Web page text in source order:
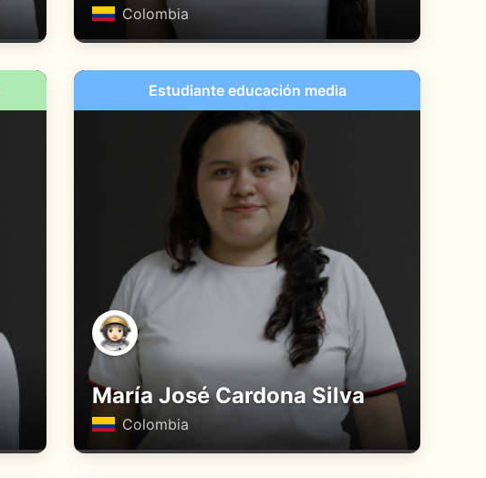
Colombia
Estudiante educación media
María José Cardona Silva
Colombia